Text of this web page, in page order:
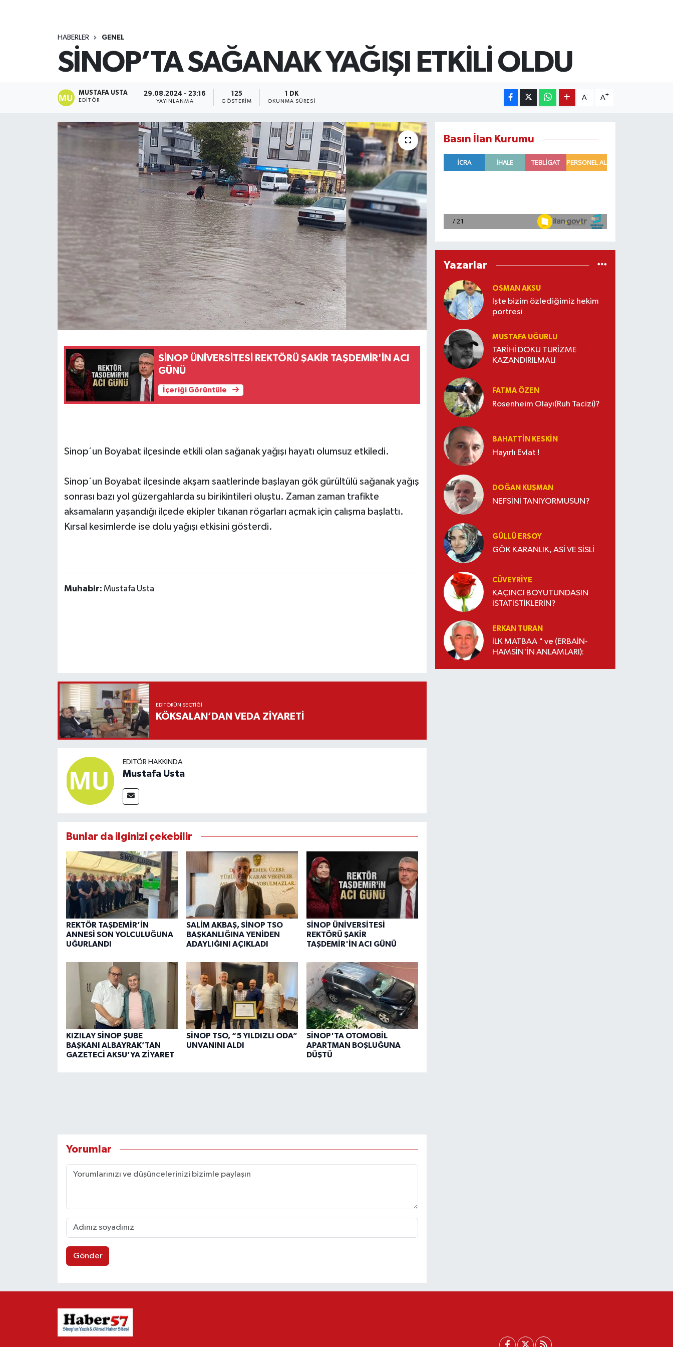
HABERLER GENEL
SİNOP’TA SAĞANAK YAĞIŞI ETKİLİ OLDU
MUSTAFA USTA
EDITÖR
29.08.2024 - 23:16
YAYINLANMA
125
GÖSTERIM
1 DK
OKUNMA SÜRESI
A- A+
SİNOP ÜNİVERSİTESİ REKTÖRÜ ŞAKİR TAŞDEMİR'İN ACI
GÜNÜ
İçeriği Görüntüle
Sinop´un Boyabat ilçesinde etkili olan sağanak yağışı hayatı olumsuz etkiledi.
Sinop´un Boyabat ilçesinde akşam saatlerinde başlayan gök gürültülü sağanak yağış
sonrası bazı yol güzergahlarda su birikintileri oluştu. Zaman zaman trafikte
aksamaların yaşandığı ilçede ekipler tıkanan rögarları açmak için çalışma başlattı.
Kırsal kesimlerde ise dolu yağışı etkisini gösterdi.
Muhabir: Mustafa Usta
EDITÖRÜN SEÇTIĞI
KÖKSALAN’DAN VEDA ZİYARETİ
EDITÖR HAKKINDA
Mustafa Usta
Bunlar da ilginizi çekebilir
REKTÖR TAŞDEMİR’İN
ANNESİ SON YOLCULUĞUNA
UĞURLANDI
SALİM AKBAŞ, SİNOP TSO
BAŞKANLIĞINA YENİDEN
ADAYLIĞINI AÇIKLADI
SİNOP ÜNİVERSİTESİ
REKTÖRÜ ŞAKİR
TAŞDEMİR'İN ACI GÜNÜ
KIZILAY SİNOP ŞUBE
BAŞKANI ALBAYRAK’TAN
GAZETECİ AKSU’YA ZİYARET
SİNOP TSO, “5 YILDIZLI ODA”
UNVANINI ALDI
SİNOP'TA OTOMOBİL
APARTMAN BOŞLUĞUNA
DÜŞTÜ
Yorumlar
Gönder
Basın İlan Kurumu
Yazarlar
OSMAN AKSU
İşte bizim özlediğimiz hekim
portresi
MUSTAFA UĞURLU
TARİHİ DOKU TURİZME
KAZANDIRILMALI
FATMA ÖZEN
Rosenheim Olayı(Ruh Tacizi)?
BAHATTIN KESKİN
Hayırlı Evlat !
DOĞAN KUŞMAN
NEFSİNİ TANIYORMUSUN?
GÜLLÜ ERSOY
GÖK KARANLIK, ASİ VE SİSLİ
CÜVEYRIYE
KAÇINCI BOYUTUNDASIN
İSTATİSTİKLERİN?
ERKAN TURAN
İLK MATBAA " ve (ERBAİN-
HAMSİN'İN ANLAMLARI):